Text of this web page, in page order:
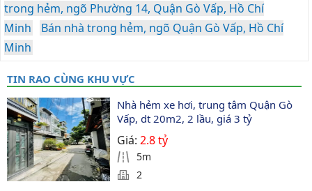
trong hẻm, ngõ Phường 14, Quận Gò Vấp, Hồ Chí
Minh
Bán nhà trong hẻm, ngõ Quận Gò Vấp, Hồ Chí
Minh
TIN RAO CÙNG KHU VỰC
Nhà hẻm xe hơi, trung tâm Quận Gò
Vấp, dt 20m2, 2 lầu, giá 3 tỷ
Giá:2.8 tỷ
5m
2